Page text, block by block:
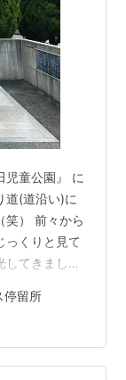
児童公園』 に
道(道沿い)に
笑） 前々から
っくりと見て
してきまし
役に立てれ
所】 〒
ティーセンタ
ーセンターの
停留所